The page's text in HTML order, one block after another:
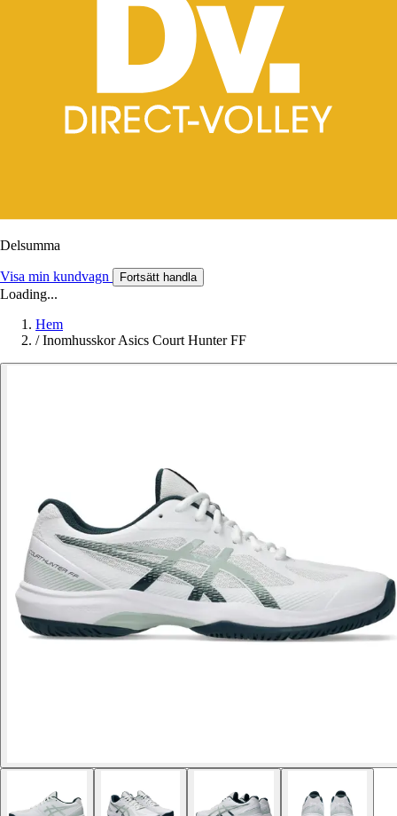
Delsumma
Visa min kundvagn Fortsätt handla
Loading...
Hem
/ Inomhusskor Asics Court Hunter FF